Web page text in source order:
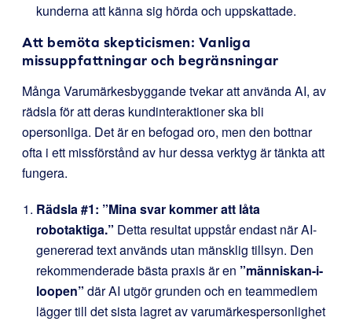
kunderna att känna sig hörda och uppskattade.
Att bemöta skepticismen: Vanliga
missuppfattningar och begränsningar
Många Varumärkesbyggande tvekar att använda AI, av
rädsla för att deras kundinteraktioner ska bli
opersonliga. Det är en befogad oro, men den bottnar
ofta i ett missförstånd av hur dessa verktyg är tänkta att
fungera.
Rädsla #1: ”Mina svar kommer att låta
robotaktiga.” Detta resultat uppstår endast när AI-
genererad text används utan mänsklig tillsyn. Den
rekommenderade bästa praxis är en ”människan-i-
loopen” där AI utgör grunden och en teammedlem
lägger till det sista lagret av varumärkespersonlighet